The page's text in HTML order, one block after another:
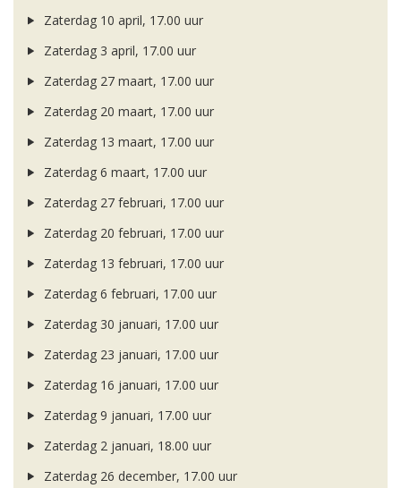
Zaterdag 10 april, 17.00 uur
Zaterdag 3 april, 17.00 uur
Zaterdag 27 maart, 17.00 uur
Zaterdag 20 maart, 17.00 uur
Zaterdag 13 maart, 17.00 uur
Zaterdag 6 maart, 17.00 uur
Zaterdag 27 februari, 17.00 uur
Zaterdag 20 februari, 17.00 uur
Zaterdag 13 februari, 17.00 uur
Zaterdag 6 februari, 17.00 uur
Zaterdag 30 januari, 17.00 uur
Zaterdag 23 januari, 17.00 uur
Zaterdag 16 januari, 17.00 uur
Zaterdag 9 januari, 17.00 uur
Zaterdag 2 januari, 18.00 uur
Zaterdag 26 december, 17.00 uur